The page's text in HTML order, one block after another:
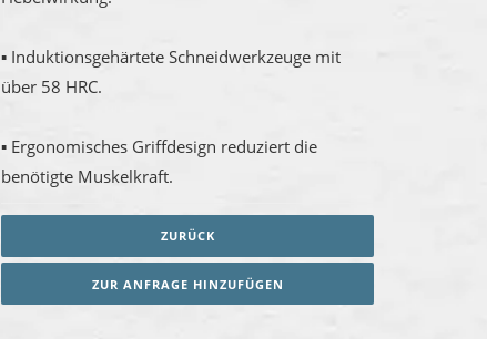
▪ Induktionsgehärtete Schneidwerkzeuge mit
über 58 HRC.
▪ Ergonomisches Griffdesign reduziert die
benötigte Muskelkraft.
ZURÜCK
ZUR ANFRAGE HINZUFÜGEN